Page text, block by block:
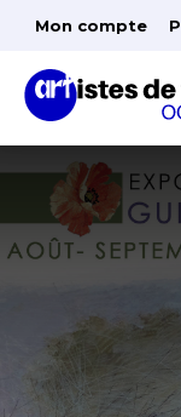
Mon compte